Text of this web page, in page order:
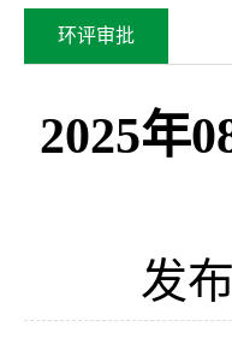
环评审批
2025年
发